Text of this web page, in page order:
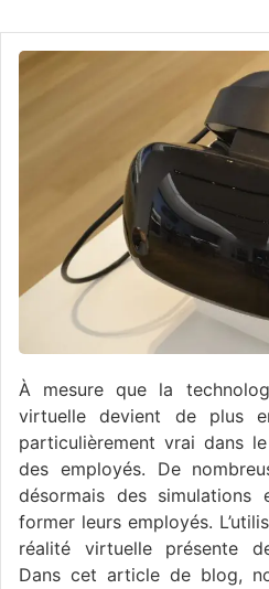
À mesure que la
virtuelle devient de plus
particulièrement vrai dans
des employés. De
désormais des
former leurs employés.
réalité virtuelle présente
Dans cet article de blog,